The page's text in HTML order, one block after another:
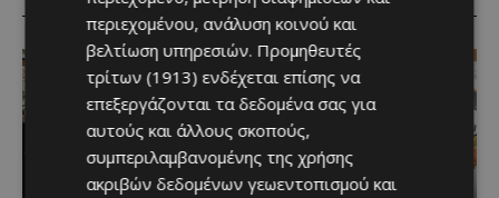
περιεχομένου, ανάλυση κοινού και
βελτίωση υπηρεσιών. Προμηθευτές
τρίτων (1913) ενδέχεται επίσης να
επεξεργάζονται τα δεδομένα σας για
αυτούς και άλλους σκοπούς,
συμπεριλαμβανομένης της χρήσης
ακριβών δεδομένων γεωεντοπισμού και